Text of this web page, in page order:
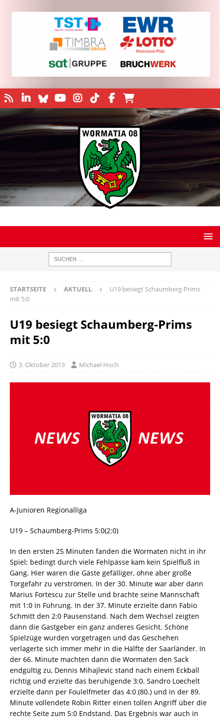
STARTSEITE AKTUELL
U19 besiegt Schaumberg-Prims
mit 5:0
U19 besiegt Schaumberg-Prims
mit 5:0
3. Oktober 2013 Michael Hoch
A-Junioren Regionalliga
U19 – Schaumberg-Prims 5:0(2:0)
In den ersten 25 Minuten fanden die Wormaten nicht in ihr
Spiel; bedingt durch viele Fehlpässe kam kein Spielfluß in
Gang. Hier waren die Gäste gefälliger, ohne aber große
Torgefahr zu verströmen. In der 30. Minute war aber dann
Marius Fortescu zur Stelle und brachte seine Mannschaft
mit 1:0 in Führung. In der 37. Minute erzielte dann Fabio
Schmitt den 2:0 Pausenstand. Nach dem Wechsel zeigten
dann die Gastgeber ein ganz anderes Gesicht. Schöne
Spielzüge wurden vorgetragen und das Geschehen
verlagerte sich immer mehr in die Hälfte der Saarländer. In
der 66. Minute machten dann die Wormaten den Sack
endgültig zu, Dennis Mihajlevic stand nach einem Eckball
richtig und erzielte das beruhigende 3:0. Sandro Loechelt
erzielte dann per Foulelfmeter das 4:0 (80.) und in der 89.
Minute vollendete Robin Ritter einen tollen Angriff über die
rechte Seite zum 5:0 Endstand. Das Ergebnis war auch in